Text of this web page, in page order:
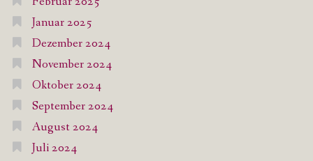
Januar 2025
Dezember 2024
November 2024
Oktober 2024
September 2024
August 2024
Juli 2024